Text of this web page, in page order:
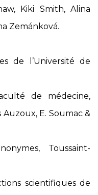
Kiki Smith, Alina
Zemánková.
de l’Université de
de médecine,
E. Soumac &
Toussaint-
scientifiques de